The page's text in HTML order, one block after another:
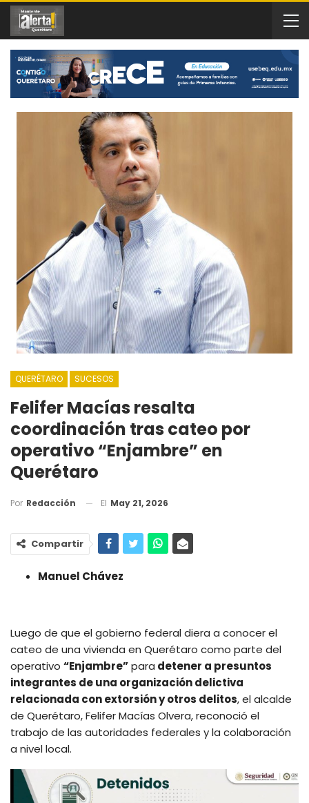
QUERÉTARO SUCESOS
Felifer Macías resalta
coordinación tras cateo por
operativo “Enjambre” en
Querétaro
Por Redacción El May 21, 2026
Compartir
Manuel Chávez
Luego de que el gobierno federal diera a conocer el
cateo de una vivienda en Querétaro como parte del
operativo “Enjambre”para detener a presuntos
integrantes de una organización delictiva
relacionada con extorsión y otros delitos, el alcalde
de Querétaro, Felifer Macías Olvera, reconoció el
trabajo de las autoridades federales y la colaboración
a nivel local.